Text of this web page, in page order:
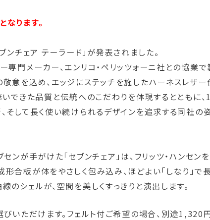
ります。
チェア テーラード」が発表されました。
門メーカー、エンリコ・ペリッツォーニ社との協業で
意を込め、エッジにステッチを施したハーネスレザー
いできた品質と伝統へのこだわりを体現するととも
そして長く使い続けられるデザインを追求する同社の
ンが手がけた「セブンチェア」は、フリッツ・ハンセ
合板が体をやさしく包み込み、ほどよい「しなり」
シェルが、空間を美しくすっきりと演出します。
いただけます。フェルト付ご希望の場合、別途1,320